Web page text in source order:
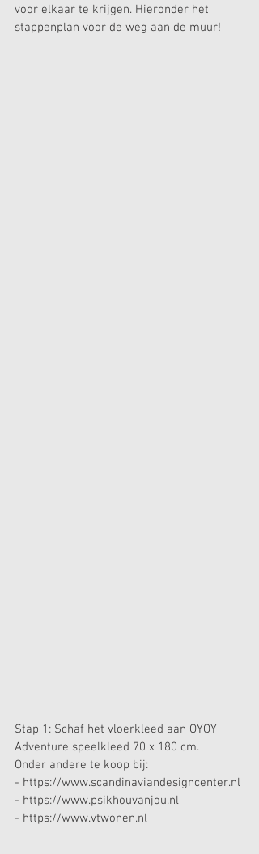
voor elkaar te krijgen. Hieronder het
stappenplan voor de weg aan de muur!
Stap 1: Schaf het vloerkleed aan OYOY
Adventure speelkleed 70 x 180 cm.
Onder andere te koop bij:
- https://www.scandinaviandesigncenter.nl
- https://www.psikhouvanjou.nl
- https://www.vtwonen.nl